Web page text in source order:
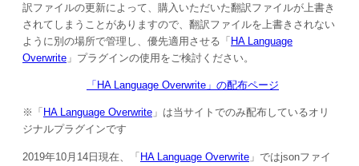
訳ファイルの更新によって、購入いただいた翻訳ファイルが上書き
されてしまうことがありますので、翻訳ファイルを上書きされない
ように別の場所で管理し、優先適用させる「 HA Language
Overwrite 」プラグインの使用をご検討ください。
「HA Language Overwrite」の配布ページ
※「 HA Language Overwrite 」は当サイトでのみ配布しているオリ
ジナルプラグインです
2019年10月14日 現在、「 HA Language Overwrite 」ではjsonファイ